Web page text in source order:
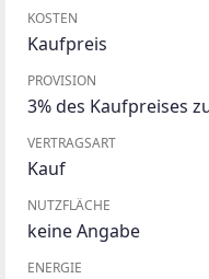
KOSTEN
Kaufpreis
PROVISION
3% des Kaufpreises
VERTRAGSART
Kauf
NUTZFLÄCHE
keine Angabe
ENERGIE